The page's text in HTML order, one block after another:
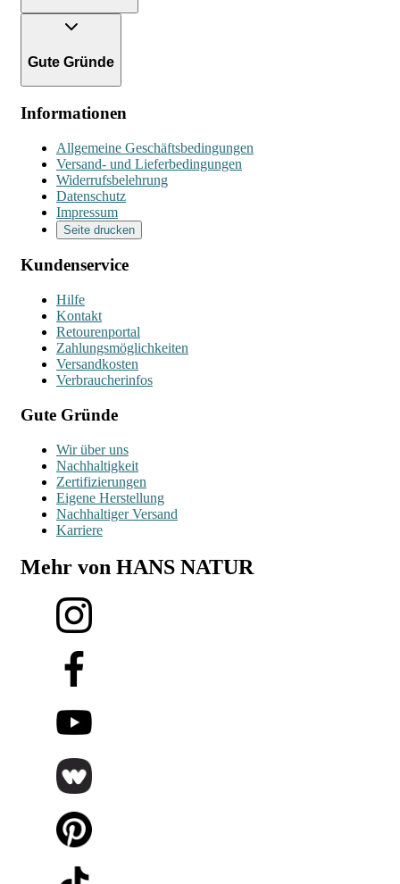
Gute Gründe
Informationen
Allgemeine Geschäftsbedingungen
Versand- und Lieferbedingungen
Widerrufsbelehrung
Datenschutz
Impressum
Seite drucken
Kundenservice
Hilfe
Kontakt
Retourenportal
Zahlungsmöglichkeiten
Versandkosten
Verbraucherinfos
Gute Gründe
Wir über uns
Nachhaltigkeit
Zertifizierungen
Eigene Herstellung
Nachhaltiger Versand
Karriere
Mehr von HANS NATUR